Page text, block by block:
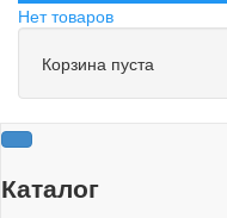
Нет товаров
Корзина пуста
Каталог